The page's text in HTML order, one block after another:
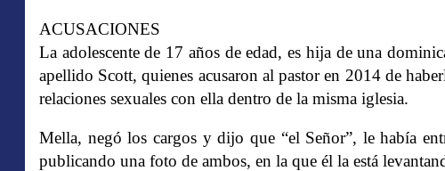
ACUSACIONES
La adolescente de 17 años de edad, es hija de una
apellido Scott, quienes acusaron al pastor en 2014 de
relaciones sexuales con ella dentro de la misma iglesia.
Mella, negó los cargos y dijo que “el Señor”, le había
publicando una foto de ambos, en la que él la está